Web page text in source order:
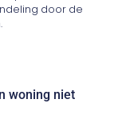
door de
woning niet